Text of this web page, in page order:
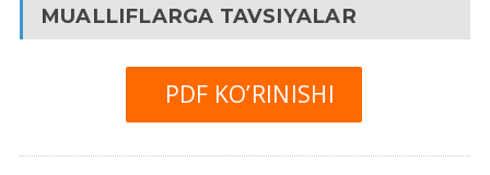
MUALLIFLARGA TAVSIYALAR
PDF KO’RINISHI